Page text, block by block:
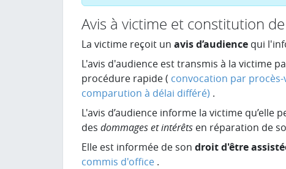
Avis à victime et constitution
La victime reçoit un avis d’audience qui
L'avis d'audience est transmis à la victime
procédure rapide ( convocation par procès-
comparution à délai différé) .
L'avis d’audience informe la victime qu’elle
des dommages et intérêts en réparation de
Elle est informée de son droit d'être
commis d'office .